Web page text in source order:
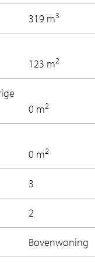
319 m3
123 m2
0 m2
0 m2
3
2
Bovenwoning